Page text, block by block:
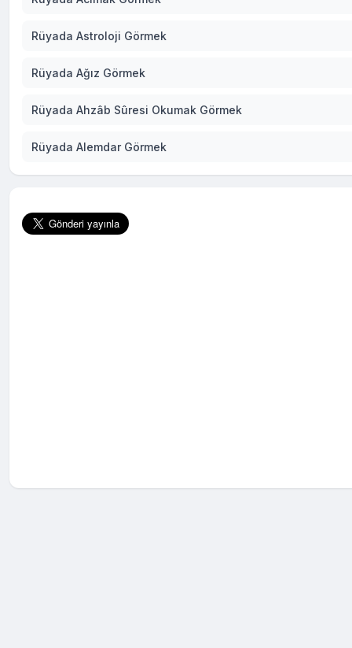
Rüyada Astroloji Görmek
Rüyada Ağız Görmek
Rüyada Ahzâb Sûresi Okumak Görmek
Rüyada Alemdar Görmek